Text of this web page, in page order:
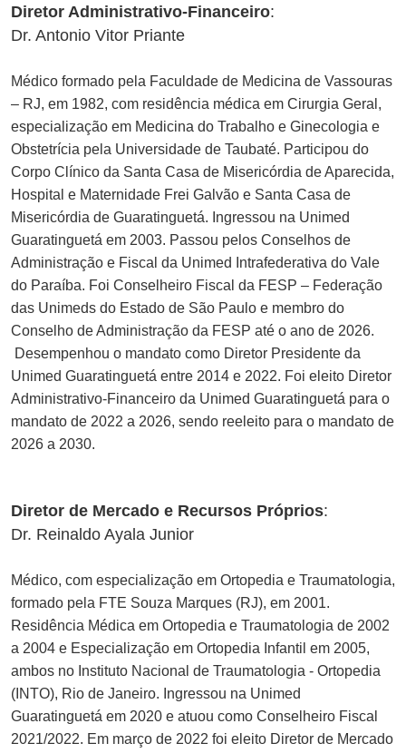
Diretor Administrativo-Financeiro:
Dr. Antonio Vitor Priante
Médico formado pela Faculdade de Medicina de Vassouras
– RJ, em 1982, com residência médica em Cirurgia Geral,
especialização em Medicina do Trabalho e Ginecologia e
Obstetrícia pela Universidade de Taubaté. Participou do
Corpo Clínico da Santa Casa de Misericórdia de Aparecida,
Hospital e Maternidade Frei Galvão e Santa Casa de
Misericórdia de Guaratinguetá. Ingressou na Unimed
Guaratinguetá em 2003. Passou pelos Conselhos de
Administração e Fiscal da Unimed Intrafederativa do Vale
do Paraíba. Foi Conselheiro Fiscal da FESP – Federação
das Unimeds do Estado de São Paulo e membro do
Conselho de Administração da FESP até o ano de 2026.
Desempenhou o mandato como Diretor Presidente da
Unimed Guaratinguetá entre 2014 e 2022. Foi eleito Diretor
Administrativo-Financeiro da Unimed Guaratinguetá para o
mandato de 2022 a 2026, sendo reeleito para o mandato de
2026 a 2030.
Diretor de Mercado e Recursos Próprios:
Dr. Reinaldo Ayala Junior
Médico, com especialização em Ortopedia e Traumatologia,
formado pela FTE Souza Marques (RJ), em 2001.
Residência Médica em Ortopedia e Traumatologia de 2002
a 2004 e Especialização em Ortopedia Infantil em 2005,
ambos no Instituto Nacional de Traumatologia - Ortopedia
(INTO), Rio de Janeiro. Ingressou na Unimed
Guaratinguetá em 2020 e atuou como Conselheiro Fiscal
2021/2022. Em março de 2022 foi eleito Diretor de Mercado